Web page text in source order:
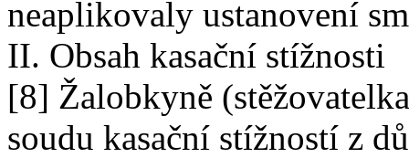
neaplikovaly ustanovení
II. Obsah kasační stížnosti
[8] Žalobkyně
soudu kasační stížností z